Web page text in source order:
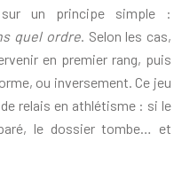
sur un principe simple :
quel ordre. Selon les cas,
en premier rang, puis
ou inversement. Ce jeu
relais en athlétisme : si le
le dossier tombe… et